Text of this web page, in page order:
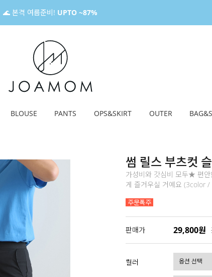
🌊 본격 여름준비! UPTO ~87%
BLOUSE PANTS OPS&SKIRT OUTER
썸 릴스 부츠컷
가성비와 갓심비 모두★ 편안
게 즐거우실 거예요 (3color /
판매가 29,800원
컬러